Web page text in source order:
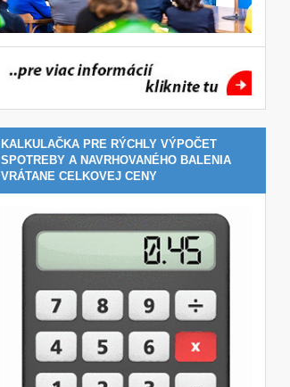
KALKULAČKA PRE RÝCHLY VÝPOČET
SPOTREBY A NAVRHOVANÉHO BALENIA
VRÁTANE CELKOVEJ CENY